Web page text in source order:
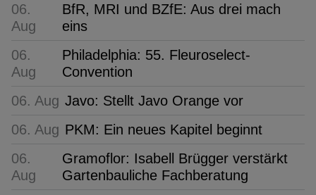
06.
Aug
BfR, MRI und BZfE: Aus drei mach
eins
06.
Aug
Philadelphia: 55. Fleuroselect-
Convention
06. Aug Javo: Stellt Javo Orange vor
06. Aug PKM: Ein neues Kapitel beginnt
06.
Aug
Gramoflor: Isabell Brügger verstärkt
Gartenbauliche Fachberatung